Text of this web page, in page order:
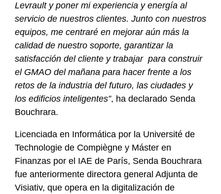
Levrault y poner mi experiencia y energía al
servicio de nuestros clientes. Junto con nuestros
equipos, me centraré en mejorar aún más la
calidad de nuestro soporte, garantizar la
satisfacción del cliente y trabajar para construir
el GMAO del mañana para hacer frente a los
retos de la industria del futuro, las ciudades y
los edificios inteligentes”, ha declarado Senda
Bouchrara.
Licenciada en Informática por la Université de
Technologie de Compiègne y Máster en
Finanzas por el IAE de París, Senda Bouchrara
fue anteriormente directora general Adjunta de
Visiativ, que opera en la digitalización de